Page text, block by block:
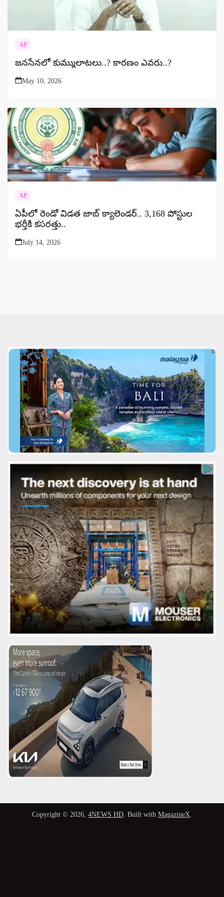
AP
జనసేనలో కుమ్ములాటలు..? కారణం ఎవరు..?
May 10, 2026
AP
ఏపీలో రెండో విడత జాబ్ క్యాలెండర్‌.. 3,168 పోస్టుల
భర్తీకి కసరత్తు..
July 14, 2026
Copyright © 2026, 4NEWS HD. Built with MagazineX.